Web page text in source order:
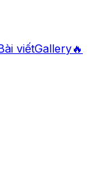
viếtGallery🔥